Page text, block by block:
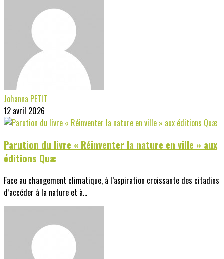
Johanna PETIT
12 avril 2026
Parution du livre « Réinventer la nature en ville » aux
éditions Quæ
Face au changement climatique, à l’aspiration croissante des citadins
d’accéder à la nature et à...